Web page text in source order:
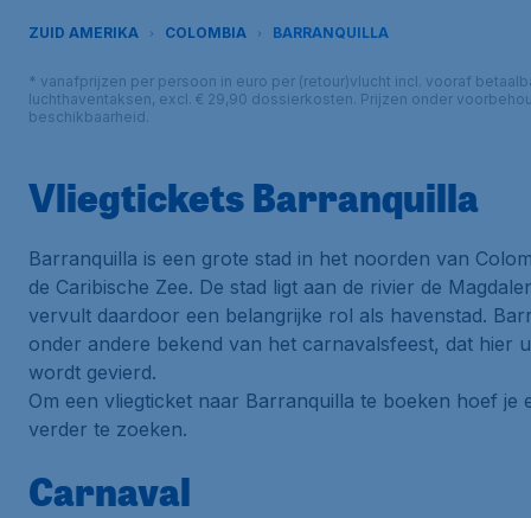
ZUID AMERIKA COLOMBIA BARRANQUILLA
* vanafprijzen per persoon in euro per (retour)vlucht incl. vooraf
luchthaventaksen, excl. € 29,90 dossierkosten. Prijzen onder
beschikbaarheid.
Vliegtickets Barranquilla
Barranquilla is een grote stad in het noorden van
de Caribische Zee. De stad ligt aan de rivier de
vervult daardoor een belangrijke rol als havenstad.
onder andere bekend van het carnavalsfeest, dat hier
wordt gevierd.
Om een vliegticket naar Barranquilla te boeken hoef je
verder te zoeken.
Carnaval